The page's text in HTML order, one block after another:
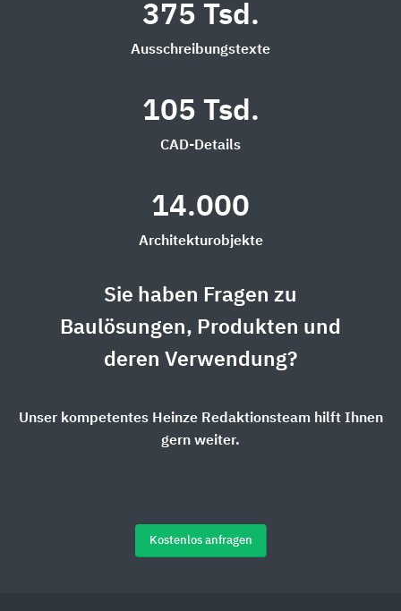
375 Tsd.
Ausschreibungstexte
105 Tsd.
CAD-Details
14.000
Architekturobjekte
Sie haben Fragen zu
Baulösungen, Produkten und
deren Verwendung?
Unser kompetentes Heinze Redaktionsteam hilft Ihnen
gern weiter.
Kostenlos anfragen